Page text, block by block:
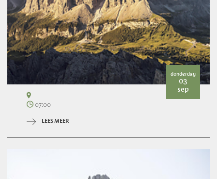
donderdag
03
sep
07:00
LEES MEER